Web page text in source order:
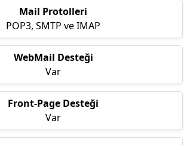
Mail Protolleri
POP3, SMTP ve IMAP
WebMail Desteği
Var
Front-Page Desteği
Var